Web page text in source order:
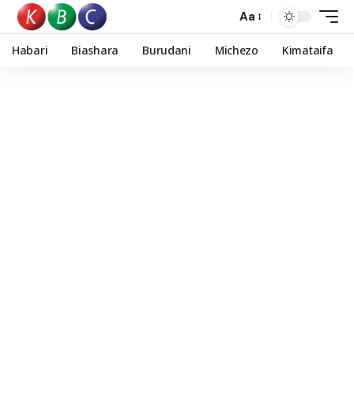
Aa
Habari Biashara Burudani Michezo Kimataifa